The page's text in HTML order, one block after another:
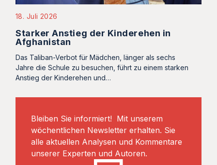
18. Juli 2026
Starker Anstieg der Kinderehen in
Afghanistan
Das Taliban-Verbot für Mädchen, länger als sechs
Jahre die Schule zu besuchen, führt zu einem starken
Anstieg der Kinderehen und…
Bleiben Sie informiert! Mit unserem
wöchentlichen Newsletter erhalten. Sie
alle aktuellen Analysen und Kommentare
unserer Experten und Autoren.